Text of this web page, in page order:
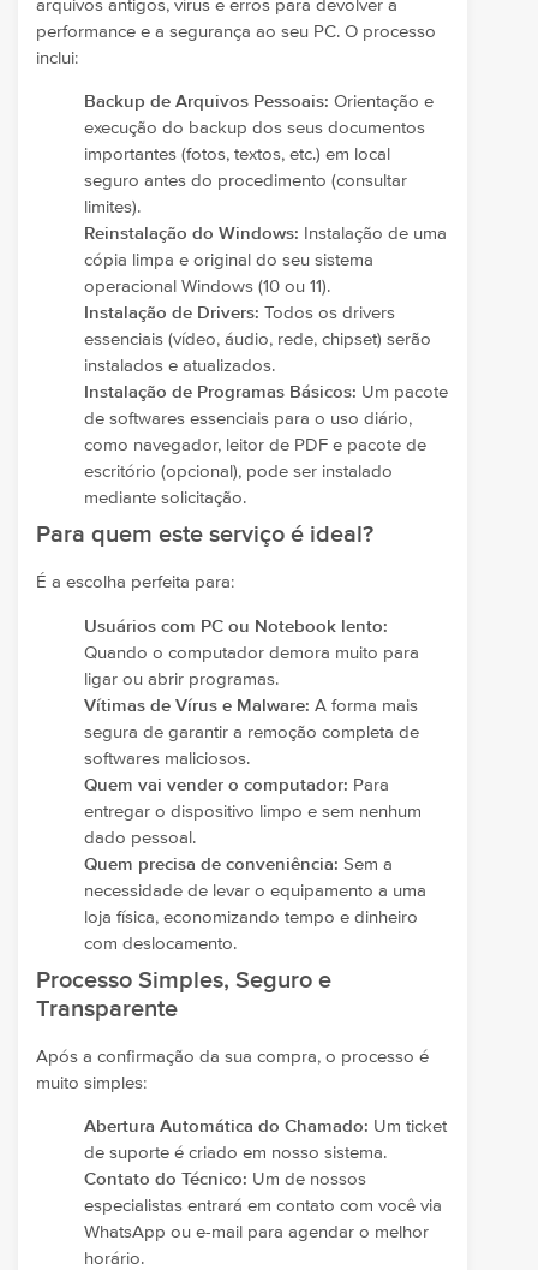
arquivos antigos, vírus e erros para devolver a
performance e a segurança ao seu PC. O processo
inclui:
Backup de Arquivos Pessoais: Orientação e
execução do backup dos seus documentos
importantes (fotos, textos, etc.) em local
seguro antes do procedimento (consultar
limites).
Reinstalação do Windows: Instalação de uma
cópia limpa e original do seu sistema
operacional Windows (10 ou 11).
Instalação de Drivers: Todos os drivers
essenciais (vídeo, áudio, rede, chipset) serão
instalados e atualizados.
Instalação de Programas Básicos: Um pacote
de softwares essenciais para o uso diário,
como navegador, leitor de PDF e pacote de
escritório (opcional), pode ser instalado
mediante solicitação.
Para quem este serviço é ideal?
É a escolha perfeita para:
Usuários com PC ou Notebook lento:
Quando o computador demora muito para
ligar ou abrir programas.
Vítimas de Vírus e Malware: A forma mais
segura de garantir a remoção completa de
softwares maliciosos.
Quem vai vender o computador: Para
entregar o dispositivo limpo e sem nenhum
dado pessoal.
Quem precisa de conveniência: Sem a
necessidade de levar o equipamento a uma
loja física, economizando tempo e dinheiro
com deslocamento.
Processo Simples, Seguro e
Transparente
Após a confirmação da sua compra, o processo é
muito simples:
Abertura Automática do Chamado: Um ticket
de suporte é criado em nosso sistema.
Contato do Técnico: Um de nossos
especialistas entrará em contato com você via
WhatsApp ou e-mail para agendar o melhor
horário.